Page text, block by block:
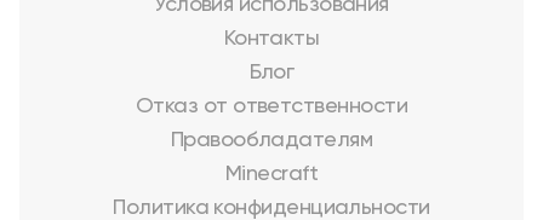
Условия использования
Контакты
Блог
Отказ от ответственности
Правообладателям
Minecraft
Политика конфиденциальности